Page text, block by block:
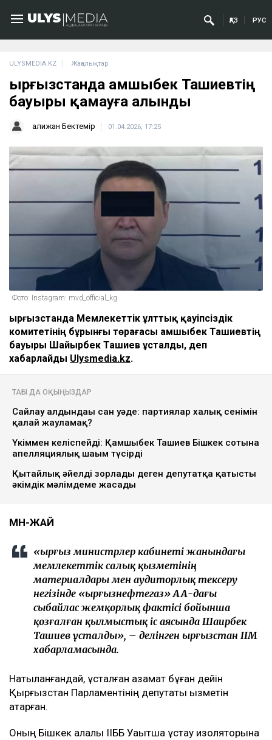
ҚАЗ РУС
ULYSMEDIA.KZ Жаңалықтар
Қырғызстанда Қамшыбек Ташиевтің
бауыры қамауға алынды
Қалижан Бектемір 01.04.2026, 17:25
Фото: Instagram: mvd_official_kg
Қырғызстанда Мемлекеттік ұлттық қауіпсіздік
комитетінің бұрынғы төрағасы Қамшыбек Ташиевтің
бауыры Шайырбек Ташиев ұсталды, деп
хабарлайды Ulysmedia.kz.
ТАҒЫ ДА ОҚЫҢЫЗДАР
Сайлау алдындағы сан уәде: партиялар халық сенімін
қалай жауламақ?
Үкіммен келіспейді: Қамшыбек Ташиев Бішкек сотына
апелляциялық шағым түсірді
Қытайлық әйелді зорлады деген депутатқа қатысты
әкімдік мәлімдеме жасады
МӘН-ЖАЙ
«Қырғыз министрлер кабинеті жанындағы
мемлекеттік салық қызметінің
материалдары мен аудиторлық тексеру
негізінде «Қырғызнефтегаз» ААҚ-дағы
сыбайлас жемқорлық фактісі бойынша
қозғалған қылмыстық іс аясында Шаирбек
Ташиев ұсталды», – делінген Қырғызстан ІІМ
хабарламасында.
Нақтыланғандай, ұсталған азамат бұған дейін
Қырғызстан Парламентінің депутаты қызметін
атқарған.
Оның Бішкек қалалық ІІББ Уақытша ұстау изоляторына